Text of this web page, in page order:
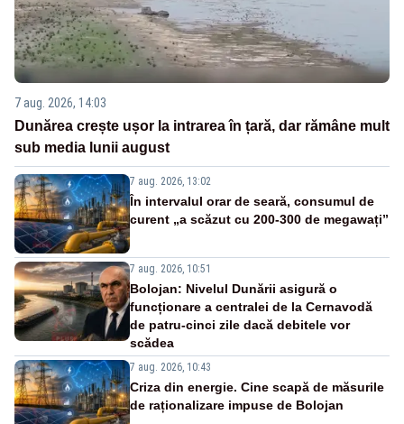
7 aug. 2026, 14:03
Dunărea crește ușor la intrarea în țară, dar rămâne mult
sub media lunii august
7 aug. 2026, 13:02
În intervalul orar de seară, consumul de
curent „a scăzut cu 200-300 de megawați”
7 aug. 2026, 10:51
Bolojan: Nivelul Dunării asigură o
funcționare a centralei de la Cernavodă
de patru-cinci zile dacă debitele vor
scădea
7 aug. 2026, 10:43
Criza din energie. Cine scapă de măsurile
de raționalizare impuse de Bolojan